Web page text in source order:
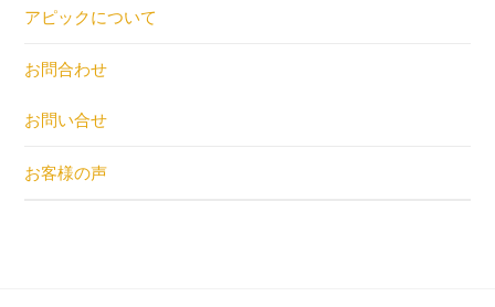
アピックについて
お問合わせ
お問い合せ
お客様の声